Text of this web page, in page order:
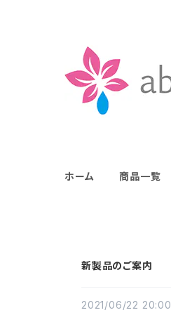
ホーム 商品一覧
新製品のご案内
2021/06/22 20:00